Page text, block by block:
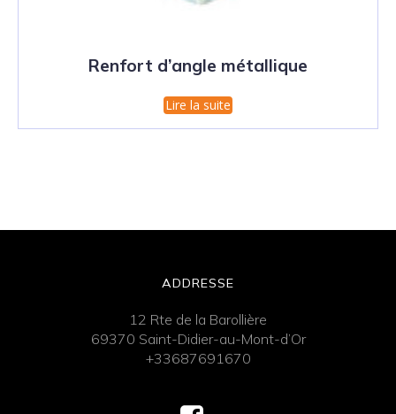
Renfort d’angle métallique
Lire la suite
ADDRESSE
12 Rte de la Barollière
69370 Saint-Didier-au-Mont-d’Or
+33687691670